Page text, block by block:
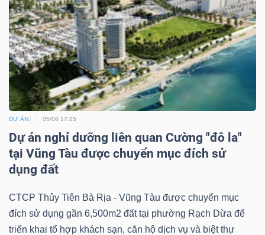
DỰ ÁN 05/08 17:25
Dự án nghỉ dưỡng liên quan Cường "đô la"
tại Vũng Tàu được chuyển mục đích sử
dụng đất
CTCP Thủy Tiên Bà Rịa - Vũng Tàu được chuyển mục
đích sử dụng gần 6,500m2 đất tại phường Rạch Dừa để
triển khai tổ hợp khách sạn, căn hộ dịch vụ và biệt thự